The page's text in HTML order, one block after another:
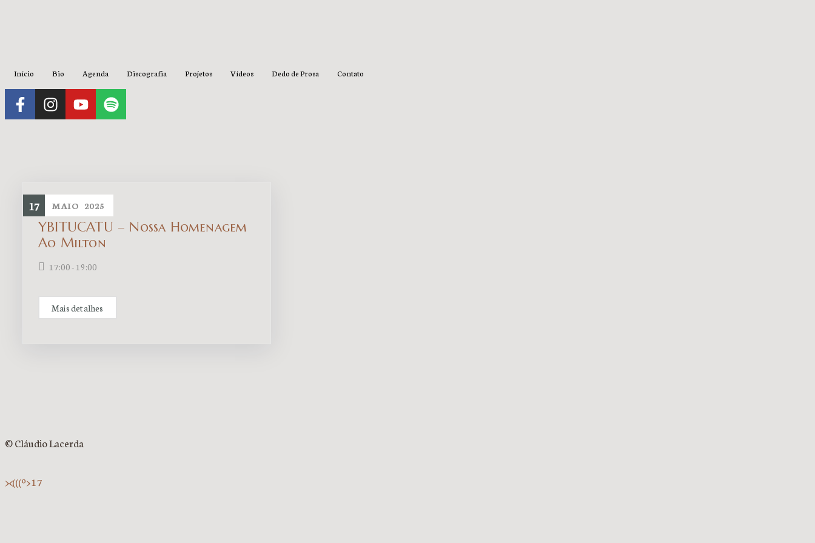
Início Bio Agenda Discografia Projetos Vídeos Dedo de Prosa Contato
17 MAIO 2025
YBITUCATU – Nossa Homenagem
Ao Milton
17:00 - 19:00
Mais detalhes
© Cláudio Lacerda
><(((º> 17